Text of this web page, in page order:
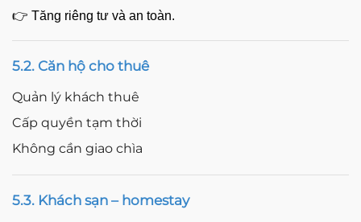
👉 Tăng riêng tư và an toàn.
5.2. Căn hộ cho thuê
Quản lý khách thuê
Cấp quyền tạm thời
Không cần giao chìa
5.3. Khách sạn – homestay